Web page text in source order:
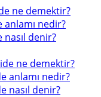
ne demektir?
nedir?
denir?
ne demektir?
anlamı nedir?
nasıl denir?